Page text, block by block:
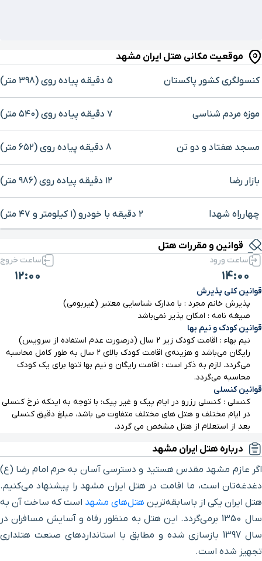
موقعیت مکانی هتل ایران مشهد
کنسولگری کشور پاکستان ۵ دقیقه پیاده ‌روی (۳۹۸ متر)
موزه مردم‌ شناسی ۷ دقیقه پیاده ‌روی (۵۴۰ متر)
مسجد هفتاد و دو تن ۸ دقیقه پیاده ‌روی (۶۵۲ متر)
بازار رضا ۱۲ دقیقه پیاده ‌روی (۹۸۶ متر)
چهارراه شهدا ۲ دقیقه با خودرو (۱ کیلومتر و ۴۷ متر)
حرم ورودی باب الرضا
خیابان شیرازی
بازار مرکزی ۳ دقیقه با خودرو (۱ کیلومتر و ۱۰۸ متر)
کنسولگری کشور افغانستان ۳ دقیقه با خودرو (۱ کیلومتر و ۲۴۴ متر)
پارک باغ ملی
بلوار امام خمینی ۳ دقیقه با خودرو (۱ کیلومتر و ۲۹۷ متر)
حرم ورودی باب الجواد
موزه آستان قدس رضوی
موزه ظروف ۲ دقیقه با خودرو (۱ کیلومتر و ۳۴۷ متر)
موزه مردم‌شناسی
برای بزرگنمایی روی نقشه کلیک کنید
قوانین و مقررات هتل
ساعت ورود
14:00
ساعت خروج
12:00
قوانین کلی پذیرش
پذیرش خانم مجرد : با مدارک شناسایی معتبر (غیربومی)
صیغه نامه : امکان پذیر نمی‌باشد
قوانین کودک و نیم بها
نیم بهاء : اقامت کودک زیر 2 سال (درصورت عدم استفاده از سرویس)
رایگان می‌باشد و هزینه‌ی اقامت کودک بالای 2 سال به طور کامل محاسبه
می‌گردد. لازم به ذکر است : اقامت رایگان و نیم بها تنها برای یک کودک
محاسبه می‌گردد.
قوانین کنسلی
کنسلی : کنسلی رزرو در ایام پیک و غیر پیک: با توجه به اینکه نرخ کنسلی
در ایام مختلف و هتل های مختلف متفاوت می باشد، مبلغ دقیق کنسلی
بعد از استعلام از هتل مشخص می گردد.
درباره هتل ایران مشهد
اگر عازم مشهد مقدس هستید و دسترسی آسان به حرم امام رضا (ع)
دغدغه‌تان است، ما اقامت در هتل ایران مشهد را پیشنهاد می‌کنیم.
هتل ایران یکی از باسابقه‌ترین هتل‌های مشهد است که ساخت آن به
سال 1350 برمی‌گردد. این هتل به منظور رفاه و آسایش مسافران در
سال 1397 بازسازی شده و مطابق با استانداردهای صنعت هتلداری
تجهیز شده است.